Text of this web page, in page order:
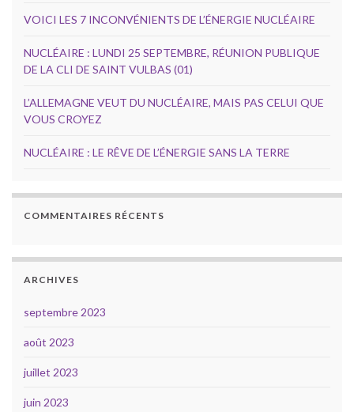
VOICI LES 7 INCONVÉNIENTS DE L’ÉNERGIE NUCLÉAIRE
NUCLÉAIRE : LUNDI 25 SEPTEMBRE, RÉUNION PUBLIQUE
DE LA CLI DE SAINT VULBAS (01)
L’ALLEMAGNE VEUT DU NUCLÉAIRE, MAIS PAS CELUI QUE
VOUS CROYEZ
NUCLÉAIRE : LE RÊVE DE L’ÉNERGIE SANS LA TERRE
COMMENTAIRES RÉCENTS
ARCHIVES
septembre 2023
août 2023
juillet 2023
juin 2023